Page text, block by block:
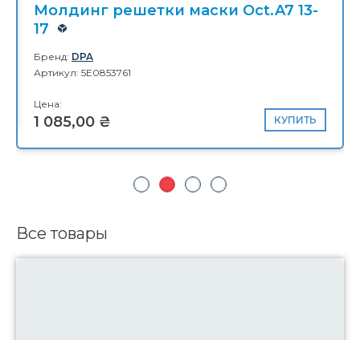
Молдинг решетки маски Oct.A7 13-
17
Бренд: DPA
Артикул: 5E0853761
Цена:
1 085,00 ₴ КУПИТЬ
Все товары